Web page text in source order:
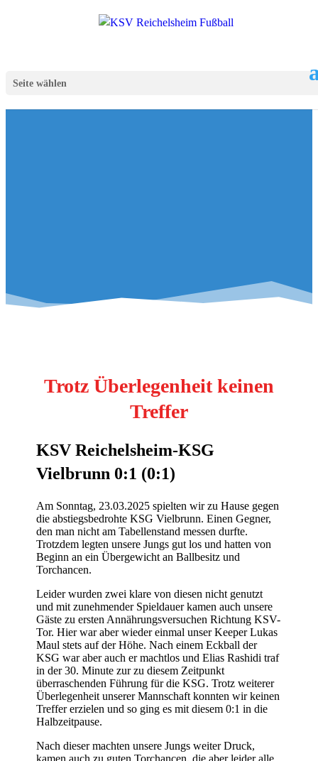
Seite wählen
Trotz Überlegenheit keinen
Treffer
KSV Reichelsheim-KSG
Vielbrunn 0:1 (0:1)
Am Sonntag, 23.03.2025 spielten wir zu Hause gegen
die abstiegsbedrohte KSG Vielbrunn. Einen Gegner,
den man nicht am Tabellenstand messen durfte.
Trotzdem legten unsere Jungs gut los und hatten von
Beginn an ein Übergewicht an Ballbesitz und
Torchancen.
Leider wurden zwei klare von diesen nicht genutzt
und mit zunehmender Spieldauer kamen auch unsere
Gäste zu ersten Annährungsversuchen Richtung KSV-
Tor. Hier war aber wieder einmal unser Keeper Lukas
Maul stets auf der Höhe. Nach einem Eckball der
KSG war aber auch er machtlos und Elias Rashidi traf
in der 30. Minute zur zu diesem Zeitpunkt
überraschenden Führung für die KSG. Trotz weiterer
Überlegenheit unserer Mannschaft konnten wir keinen
Treffer erzielen und so ging es mit diesem 0:1 in die
Halbzeitpause.
Nach dieser machten unsere Jungs weiter Druck,
kamen auch zu guten Torchancen, die aber leider alle